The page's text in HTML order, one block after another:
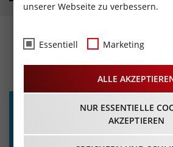
Bibi
14.06.2023 -
unserer Webseite zu verbessern.
Essentiell Marketing
ALLE
NUR ESSENTIELLE
AKZEPTIEREN